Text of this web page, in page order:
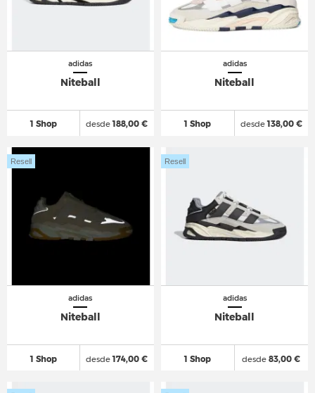
adidas
Niteball
1 Shop desde188,00 €
adidas
Niteball
1 Shop desde138,00 €
adidas
Niteball
1 Shop
Resell
desde174,00 €
adidas
Niteball
1 Shop
Resell
desde 83,00 €